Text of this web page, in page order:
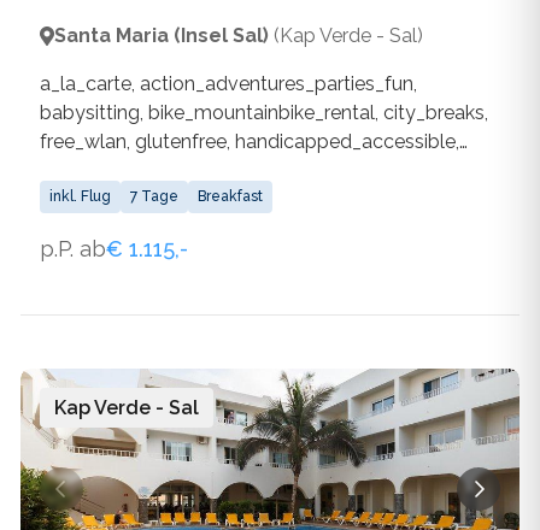
Santa Maria (Insel Sal) (Kap Verde - Sal)
a_la_carte, action_adventures_parties_fun,
babysitting, bike_mountainbike_rental, city_breaks,
free_wlan, glutenfree, handicapped_accessible,
nice_small_family_run_hotel, non_smoking_rooms,
own_wellness_facilities, parking_spaces_available,
inkl. Flug 7 Tage Breakfast
p.P. ab€ 1.115,-
Kap Verde - Sal